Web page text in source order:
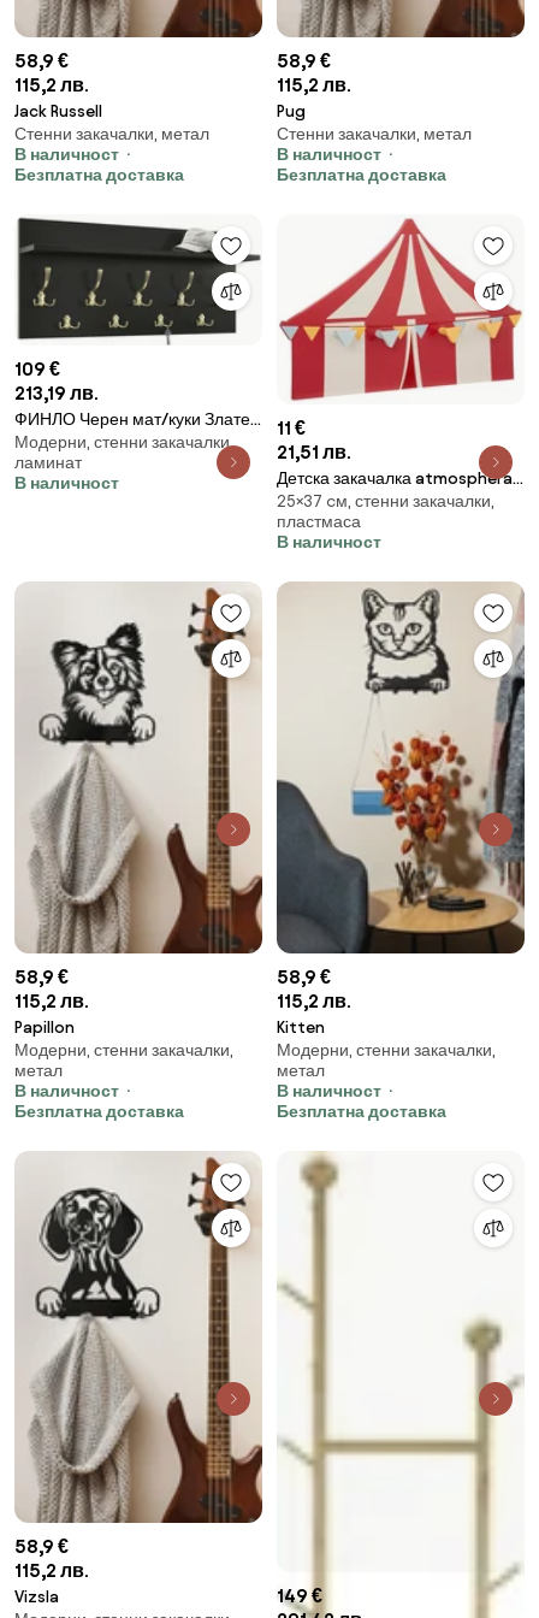
58,9 €
115,2 лв.
Jack Russell
Стенни закачалки, метал
В наличност
Безплатна доставка
58,9 €
115,2 лв.
Pug
Стенни закачалки, метал
В наличност
Безплатна доставка
109 €
213,19 лв.
ФИНЛО Черен мат/куки Златен
гланц - МОДЕРНА СТЕННА
ЗАКАЧАЛКА С РАФТ ЗА АНТРЕ
90 и 70 см
Модерни, стенни закачалки,
ламинат
В наличност
11 €
21,51 лв.
Детска закачалка atmosphera
Circus, 37x25 cm
25×37 cм, стенни закачалки,
пластмаса
В наличност
58,9 €
115,2 лв.
Papillon
Модерни, стенни закачалки,
метал
В наличност
Безплатна доставка
58,9 €
115,2 лв.
Kitten
Модерни, стенни закачалки,
метал
В наличност
Безплатна доставка
58,9 €
115,2 лв.
Vizsla
149 €